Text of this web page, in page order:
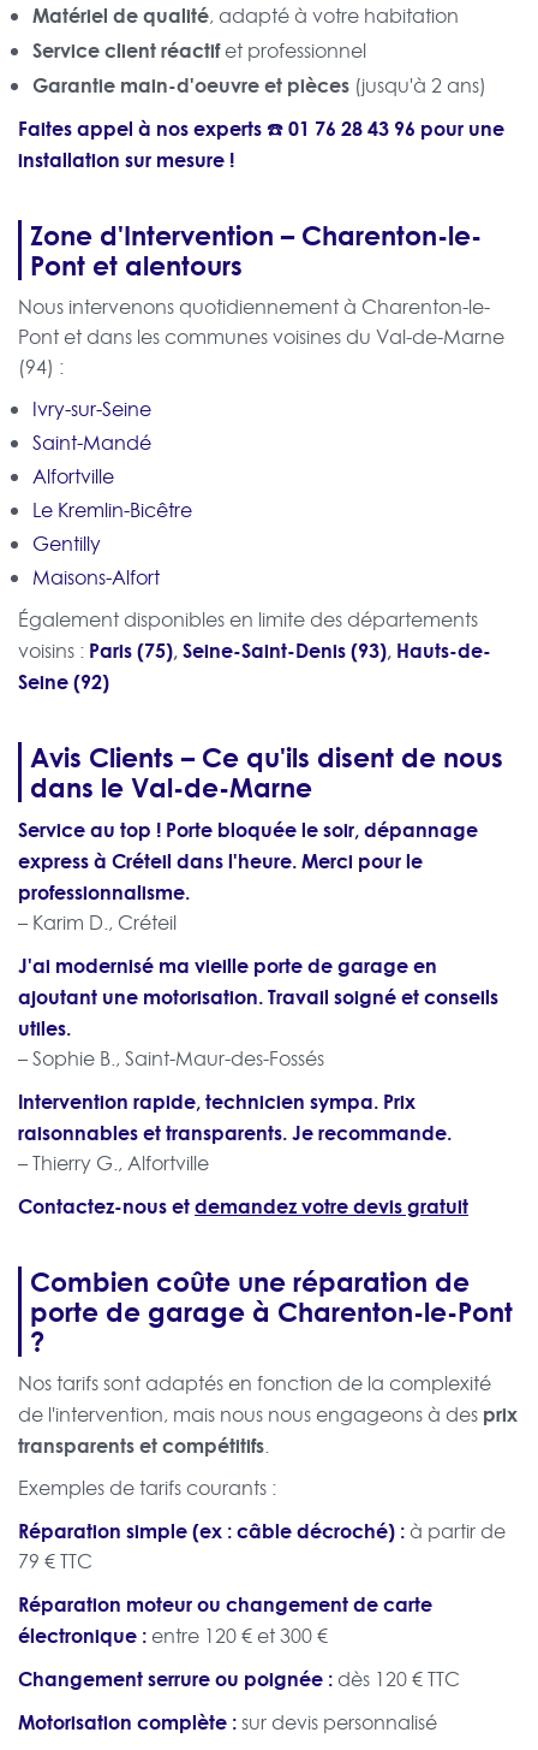
Matériel de qualité, adapté à votre habitation
Service client réactifet professionnel
Garantie main-d'oeuvre et pièces (jusqu'à 2 ans)
Faites appel à nos experts ☎️01 76 28 43 96 pour une
installation sur mesure !
Zone d'Intervention – Charenton-le-
Pont et alentours
Nous intervenons quotidiennement à Charenton-le-
Pont et dans les communes voisines du Val-de-Marne
(94) :
Ivry-sur-Seine
Saint-Mandé
Alfortville
Le Kremlin-Bicêtre
Gentilly
Maisons-Alfort
Également disponibles en limite des départements
voisins : Paris (75),Seine-Saint-Denis (93), Hauts-de-
Seine (92)
Avis Clients – Ce qu'ils disent de nous
dans le Val-de-Marne
Service au top ! Porte bloquée le soir, dépannage
express à Créteil dans l'heure. Merci pour le
professionnalisme.
– Karim D., Créteil
J'ai modernisé ma vieille porte de garage en
ajoutant une motorisation. Travail soigné et conseils
utiles.
– Sophie B., Saint-Maur-des-Fossés
Intervention rapide, technicien sympa. Prix
raisonnables et transparents. Je recommande.
– Thierry G., Alfortville
Contactez-nous etdemandez votre devis gratuit
Combien coûte une réparation de
porte de garage à Charenton-le-Pont
?
Nos tarifs sont adaptés en fonction de la complexité
de l'intervention, mais nous nous engageons à des prix
transparents et compétitifs.
Exemples de tarifs courants :
Réparation simple (ex : câble décroché) :à partir de
79 € TTC
Réparation moteur ou changement de carte
électronique : entre 120 € et 300 €
Changement serrure ou poignée : dès 120 € TTC
Motorisation complète :sur devis personnalisé